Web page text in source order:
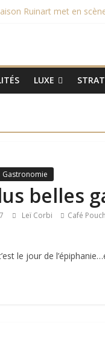
Ruinart met en
Le 15ème
LUXE
Gastronomie
belles
Leï Corbi Café
le jour de